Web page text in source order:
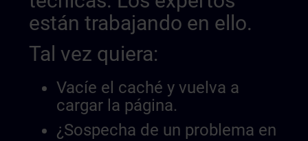
están trabajando en ello.
Tal vez quiera:
Vacíe el caché y vuelva a
cargar la página.
¿Sospecha de un problema en